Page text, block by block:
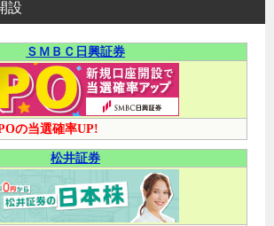
設
ＳＭＢＣ日興証券
の当選確率UP!
松井証券